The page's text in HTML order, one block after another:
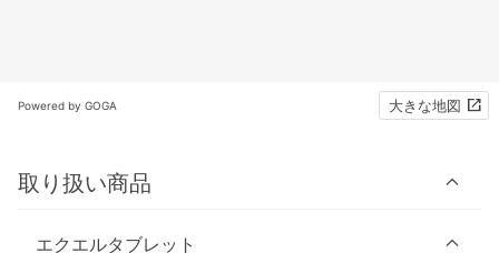
Powered by GOGA 大きな地図
取り扱い商品
エクエルタブレット